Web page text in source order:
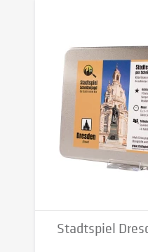
Stadtspiel